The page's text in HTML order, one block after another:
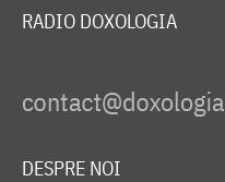
RADIO DOXOLOGIA
DESPRE NOI